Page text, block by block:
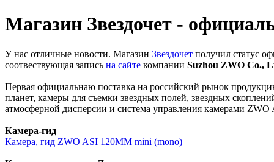
Магазин Звездочет -
У нас отличные новости. Магазин Звездочет получил статус
соотвествующая запись на сайте компании Suzhou ZWO Co.,
Первая официальнаю поставка на российский рынок
планет, камеры для съемки звездных полей, звездных
атмосферной дисперсии и система управления камерами
Камера-гид
Камера, гид ZWO ASI 120MM mini (mono)